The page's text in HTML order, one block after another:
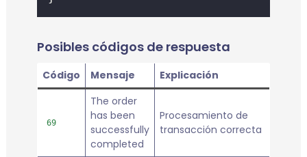
Posibles códigos de respuesta
Código Mensaje Explicación
69
The order
has been
successfully
completed
Procesamiento de
transacción correcta